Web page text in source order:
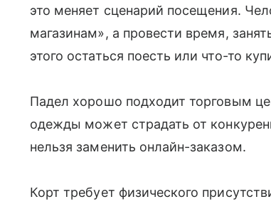
это меняет сценарий посещения.
магазинам», а провести время,
этого остаться поесть или что-то
Падел хорошо подходит торговым
одежды может страдать от
нельзя заменить онлайн-заказом.
Корт требует физического